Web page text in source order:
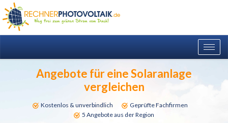
Angebote für eine Solaranlage
vergleichen
Kostenlos & unverbindlich
Geprüfte Fachfirmen
5 Angebote aus der Region